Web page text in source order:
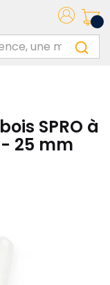
SPRO à
25 mm